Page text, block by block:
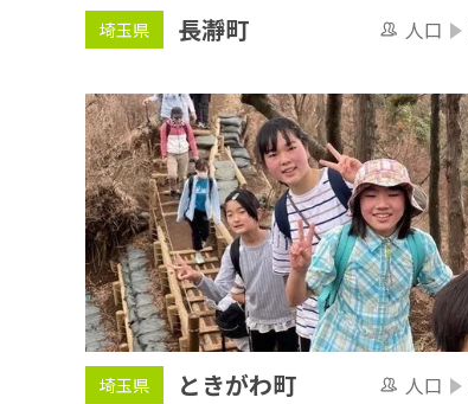
埼玉県 長瀞町 人口
埼玉県 ときがわ町 人口